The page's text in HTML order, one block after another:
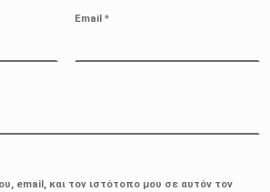
Email *
email, και τον ιστότοπο μου σε αυτόν τον